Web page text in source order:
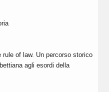
rule of law. Un percorso storico
agli esordi della